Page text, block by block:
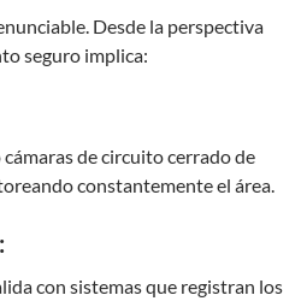
Desde la perspectiva
seguro implica:
de circuito cerrado de
constantemente el área.
con sistemas que registran los